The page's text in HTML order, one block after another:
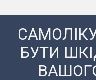
БУТИ